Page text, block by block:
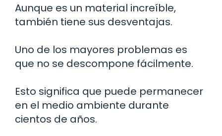
Aunque es un material increíble,
también tiene sus desventajas.
Uno de los mayores problemas es
que no se descompone fácilmente.
Esto significa que puede permanecer
en el medio ambiente durante
cientos de años.